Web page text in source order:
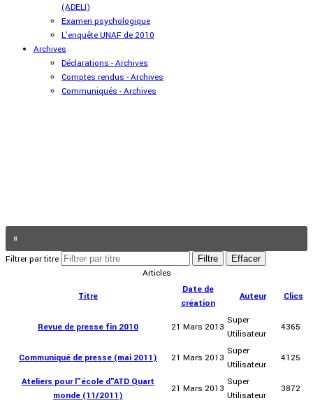
(ADELI)
Examen psychologique
L'enquête UNAF de 2010
Archives
Déclarations - Archives
Comptes rendus - Archives
Communiqués - Archives
Filtrer par titre Filtre Effacer
Articles
Titre
Date de
création
Auteur Clics
Revue de presse fin 2010 21 Mars 2013
Super
Utilisateur
4365
Communiqué de presse (mai 2011) 21 Mars 2013
Super
Utilisateur
4125
Ateliers pour l"école d"ATD Quart
monde (11/2011)
21 Mars 2013
Super
Utilisateur
3872